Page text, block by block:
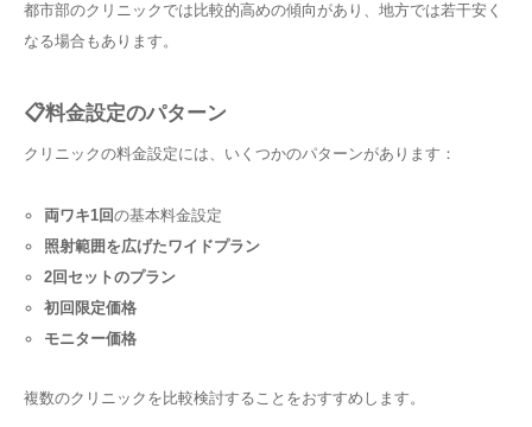
都市部のクリニックでは比較的高めの傾向があり、地方では若干安く
なる場合もあります。
📋料金設定のパターン
クリニックの料金設定には、いくつかのパターンがあります：
両ワキ1回の基本料金設定
照射範囲を広げたワイドプラン
2回セットのプラン
初回限定価格
モニター価格
複数のクリニックを比較検討することをおすすめします。